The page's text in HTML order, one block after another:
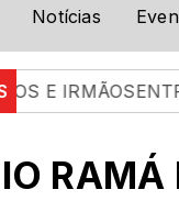
Notícias
RAMÁ